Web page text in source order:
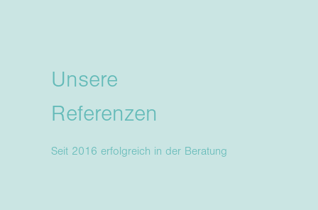
Unsere
Referenzen
Seit 2016 erfolgreich in der Beratung